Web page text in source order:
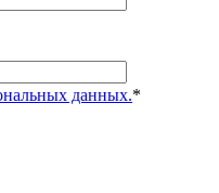
данных.*